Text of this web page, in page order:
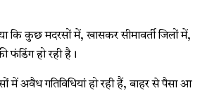
कि कुछ मदरसों में, खासकर सीमावर्ती जिलों में,
फंडिंग हो रही है।
में अवैध गतिविधियां हो रही हैं, बाहर से पैसा आ